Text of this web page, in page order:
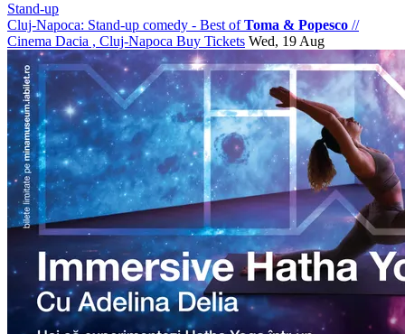
Stand-up
Cluj-Napoca: Stand-up comedy - Best ofToma & Popesco //
Cinema Dacia , Cluj-Napoca Buy Tickets Wed, 19 Aug